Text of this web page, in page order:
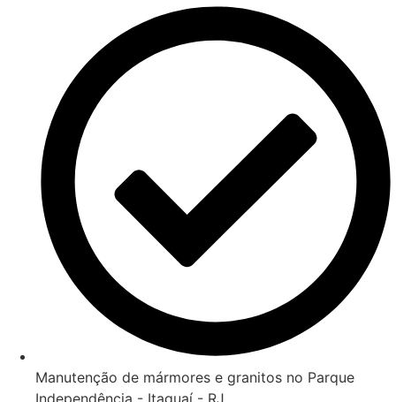
Manutenção de mármores e granitos no Parque
Independência - Itaguaí - RJ